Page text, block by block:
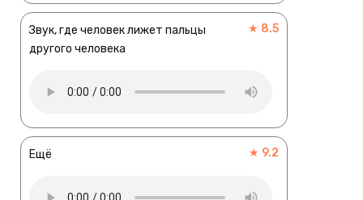
Звук, где человек лижет пальцы
другого человека
★ 8.5
Ещё ★ 9.2